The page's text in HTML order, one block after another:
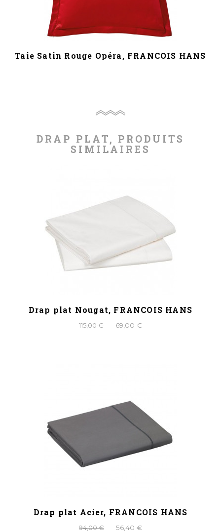
Taie Satin Rouge Opéra, FRANCOIS HANS
DRAP PLAT, PRODUITS
SIMILAIRES
Drap plat Nougat, FRANCOIS HANS
115,00 € 69,00 €
Drap plat Acier, FRANCOIS HANS
94,00 € 56,40 €